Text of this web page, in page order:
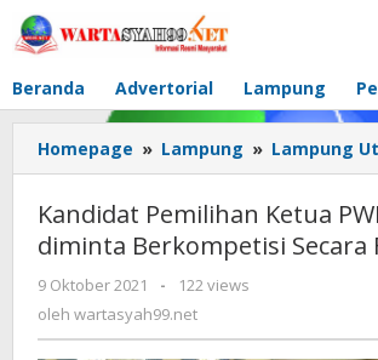
Lewati
ke
Beranda
Advertorial Lampung
Homepage » Lampung » Lampung
Kandidat Pemilihan Ketua
diminta Berkompetisi Secara
9 Oktober 2021
oleh
wartasyah99.net
-
122 views
oleh wartasyah99.net